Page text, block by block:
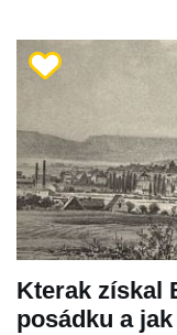
Kterak získal
posádku a